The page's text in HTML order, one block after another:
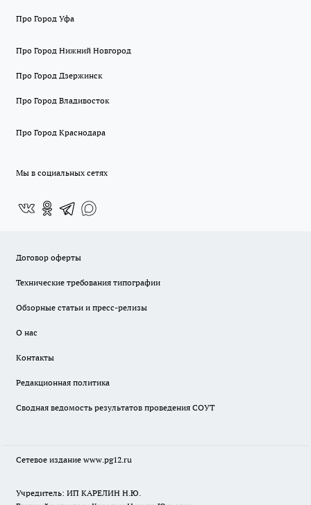
Про Город Уфа
Про Город Нижний Новгород
Про Город Дзержинск
Про Город Владивосток
Про Город Краснодара
Мы в социальных сетях
Договор оферты
Технические требования типографии
Обзорные статьи и пресс-релизы
О нас
Контакты
Редакционная политика
Сводная ведомость результатов проведения СОУТ
Сетевое издание www.pg12.ru
Учредитель: ИП КАРЕЛИН Н.Ю.